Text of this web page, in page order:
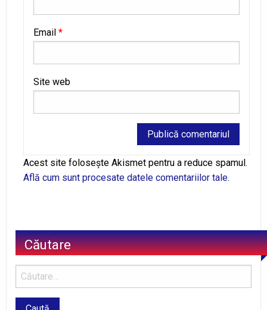
Email *
Site web
Alternative:
Acest site folosește Akismet pentru a reduce spamul.
Află cum sunt procesate datele comentariilor tale.
Căutare